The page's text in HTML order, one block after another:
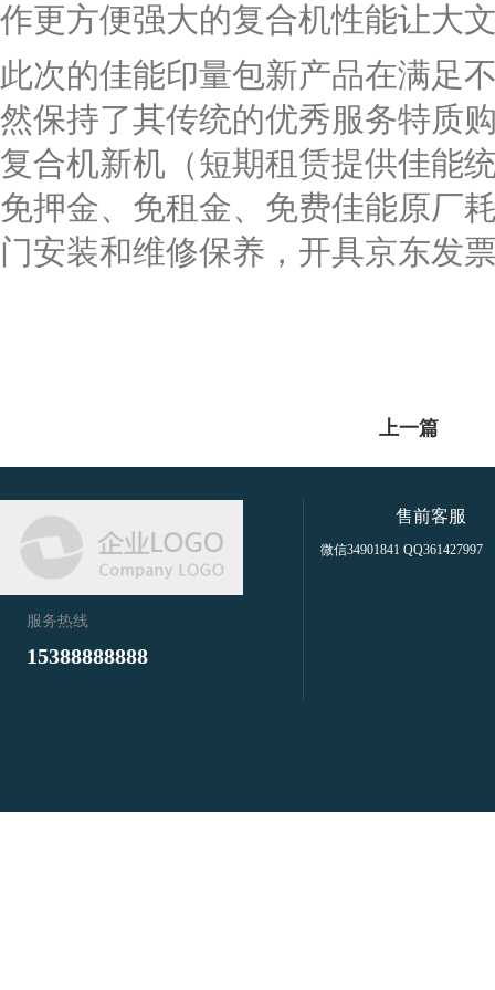
作更方便强大的复合机性能让大
此次的佳能印量包新产品在满足
然保持了其传统的优秀服务特质
复合机新机（短期租赁提供佳能
免押金、免租金、免费佳能原厂
门安装和维修保养，开具京东发
上一篇
服务热线
15388888888
售前客服
微信34901841 QQ361427997